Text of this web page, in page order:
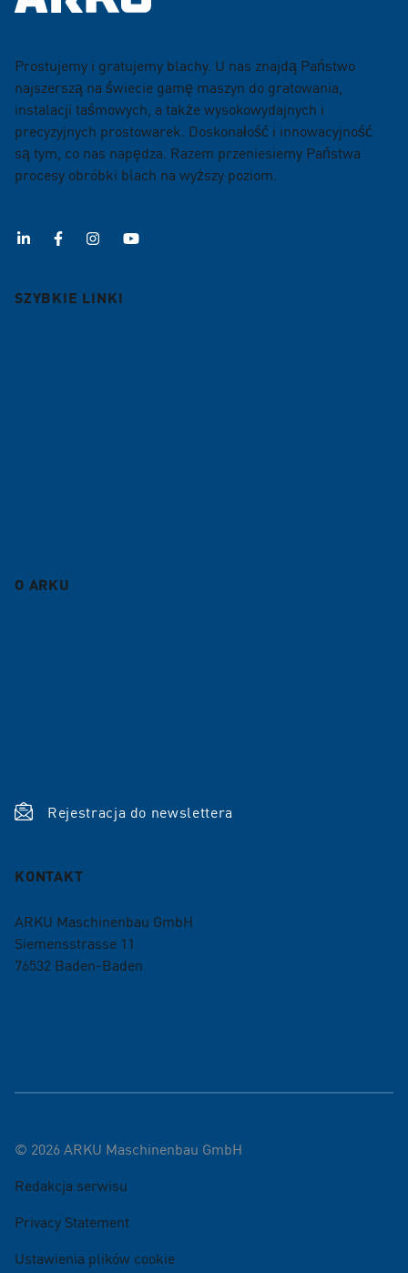
Prostujemy i gratujemy blachy. U nas znajdą Państwo
najszerszą na świecie gamę maszyn do gratowania,
instalacji taśmowych, a także wysokowydajnych i
precyzyjnych prostowarek. Doskonałość i innowacyjność
są tym, co nas napędza. Razem przeniesiemy Państwa
procesy obróbki blach na wyższy poziom.
SZYBKIE LINKI
O ARKU
Rejestracja do newslettera
KONTAKT
ARKU Maschinenbau GmbH
Siemensstrasse 11
76532 Baden-Baden
© 2026ARKU Maschinenbau GmbH
Redakcja serwisu
Privacy Statement
Ustawienia plików cookie